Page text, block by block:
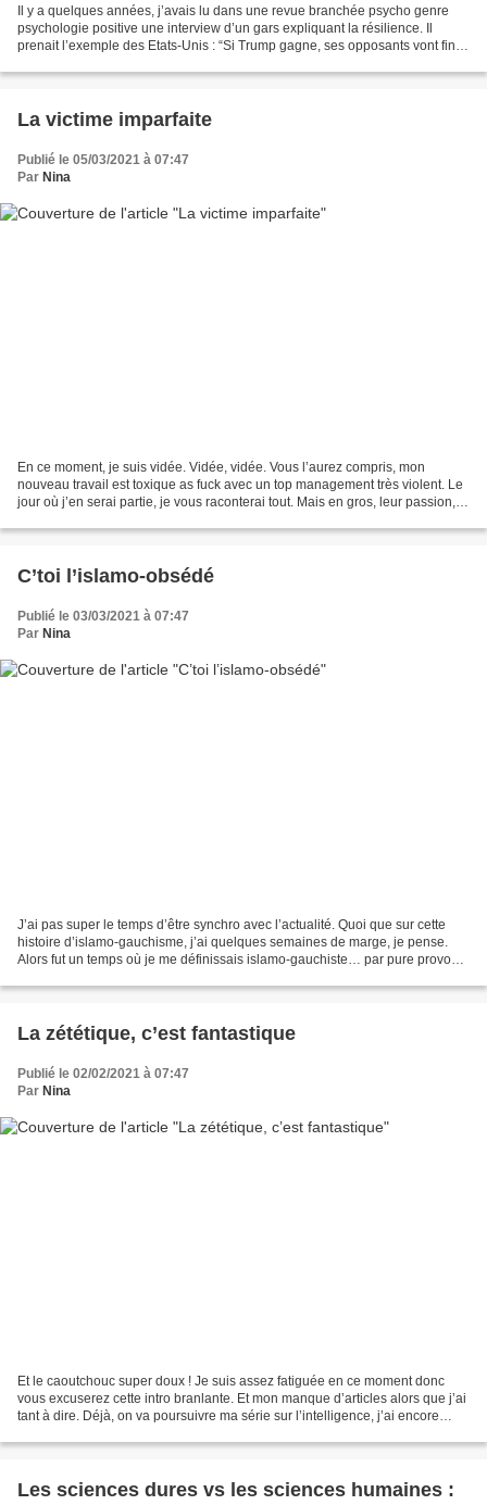
Il y a quelques années, j’avais lu dans une revue branchée psycho genre
psychologie positive une interview d’un gars expliquant la résilience. Il
prenait l’exemple des Etats-Unis : “Si Trump gagne, ses opposants vont finir
La victime imparfaite
Publié le 05/03/2021 à 07:47
Par Nina
En ce moment, je suis vidée. Vidée, vidée. Vous l’aurez compris, mon
nouveau travail est toxique as fuck avec un top management très violent. Le
jour où j’en serai partie, je vous raconterai tout. Mais en gros, leur passion,
C’toi l’islamo-obsédé
Publié le 03/03/2021 à 07:47
Par Nina
J’ai pas super le temps d’être synchro avec l’actualité. Quoi que sur cette
histoire d’islamo-gauchisme, j’ai quelques semaines de marge, je pense.
Alors fut un temps où je me définissais islamo-gauchiste… par pure provoc.
La zététique, c’est fantastique
Publié le 02/02/2021 à 07:47
Par Nina
Et le caoutchouc super doux ! Je suis assez fatiguée en ce moment donc
vous excuserez cette intro branlante. Et mon manque d’articles alors que j’ai
tant à dire. Déjà, on va poursuivre ma série sur l’intelligence, j’ai encore
Les sciences dures vs les sciences humaines :